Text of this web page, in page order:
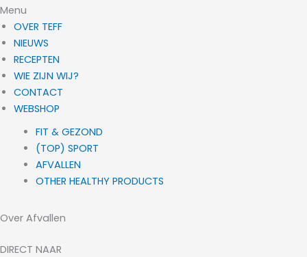
Menu
OVER TEFF
NIEUWS
RECEPTEN
WIE ZIJN WIJ?
CONTACT
WEBSHOP
FIT & GEZOND
(TOP) SPORT
AFVALLEN
OTHER HEALTHY PRODUCTS
Over Afvallen
DIRECT NAAR